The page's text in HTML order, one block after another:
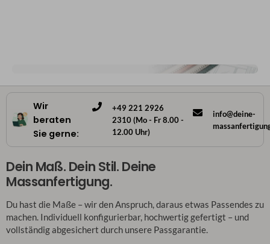
Wir
beraten
Sie gerne:
+49 221 2926
2310 (Mo - Fr 8.00 -
12.00 Uhr)
info@deine-
Dein Maß. Dein Stil. Deine
Massanfertigung.
Du hast die Maße – wir den Anspruch, daraus etwas Passendes zu
machen. Individuell konfigurierbar, hochwertig gefertigt – und
vollständig abgesichert durch unsere Passgarantie.